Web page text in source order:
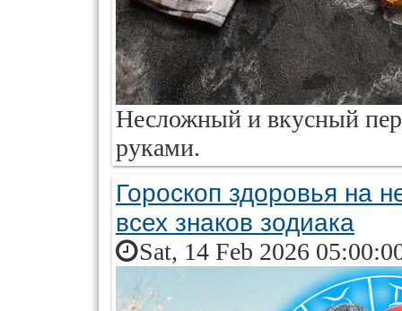
Несложный и вкусный
руками.
Гороскоп здоровья на
всех знаков зодиака
Sat, 14 Feb 2026